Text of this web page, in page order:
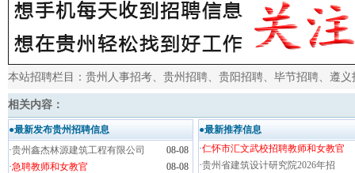
本站招聘栏目： 贵州人事招考、 贵州招聘、 贵阳招聘、 毕节招聘、 遵义
相关内容：
●最新发布贵州招聘信息
·贵州鑫杰林源建筑工程有限公司
08-08
·急聘教师和女教官
08-08
●最新推荐信息
·仁怀市汇文武校招聘教师和女教官
·贵州省建筑设计研究院2026年招